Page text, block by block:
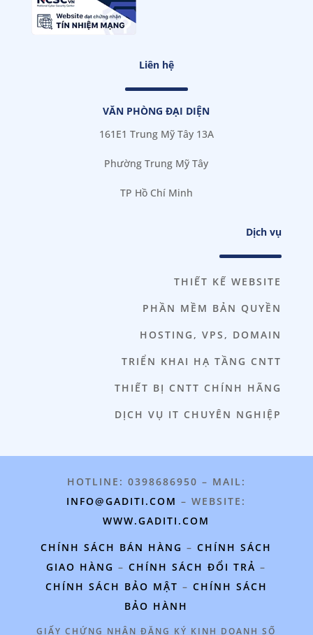
Liên hệ
VĂN PHÒNG ĐẠI DIỆN
161E1 Trung Mỹ Tây 13A
Phường Trung Mỹ Tây
TP Hồ Chí Minh
Dịch vụ
THIẾT KẾ WEBSITE
PHẦN MỀM BẢN QUYỀN
HOSTING, VPS, DOMAIN
TRIỂN KHAI HẠ TẦNG CNTT
THIẾT BỊ CNTT CHÍNH HÃNG
DỊCH VỤ IT CHUYÊN NGHIỆP
HOTLINE: 0398686950 – MAIL:
INFO@GADITI.COM – WEBSITE:
WWW.GADITI.COM
CHÍNH SÁCH BÁN HÀNG –CHÍNH SÁCH
GIAO HÀNG –CHÍNH SÁCH ĐỔI TRẢ –
CHÍNH SÁCH BẢO MẬT – CHÍNH SÁCH
BẢO HÀNH
GIẤY CHỨNG NHẬN ĐĂNG KÝ KINH DOANH SỐ